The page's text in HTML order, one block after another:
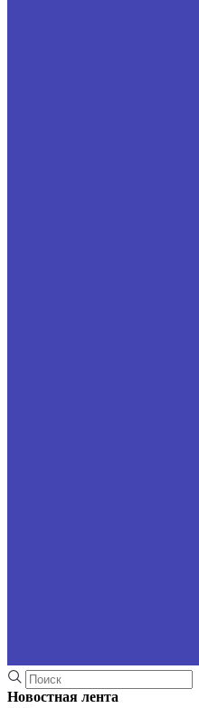
Новостная лента